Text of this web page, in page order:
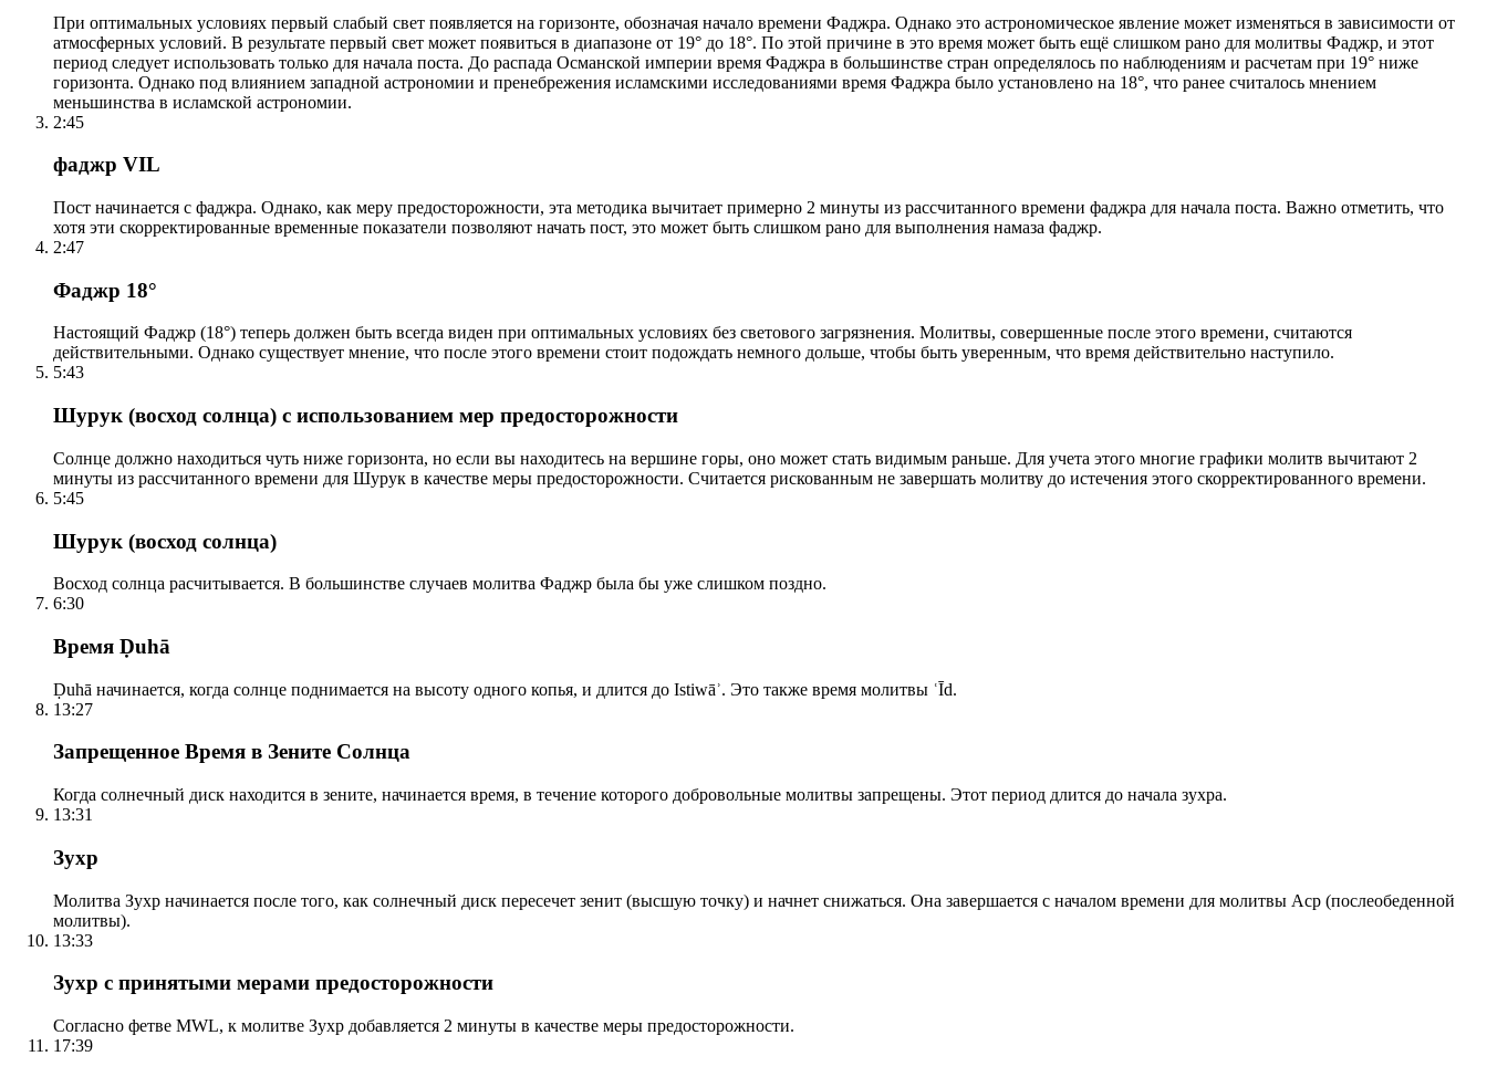
При оптимальных условиях первый слабый свет появляется на горизонте, обозначая начало времени Фаджра. Однако это астрономическое явление может изменяться в зависимости от
атмосферных условий. В результате первый свет может появиться в диапазоне от 19° до 18°. По этой причине в это время может быть ещё слишком рано для молитвы Фаджр, и этот
период следует использовать только для начала поста. До распада Османской империи время Фаджра в большинстве стран определялось по наблюдениям и расчетам при 19° ниже
горизонта. Однако под влиянием западной астрономии и пренебрежения исламскими исследованиями время Фаджра было установлено на 18°, что ранее считалось мнением
меньшинства в исламской астрономии.
2:45
фаджр VIL
Пост начинается с фаджра. Однако, как меру предосторожности, эта методика вычитает примерно 2 минуты из рассчитанного времени фаджра для начала поста. Важно отметить, что
хотя эти скорректированные временные показатели позволяют начать пост, это может быть слишком рано для выполнения намаза фаджр.
2:47
Фаджр 18°
Настоящий Фаджр (18°) теперь должен быть всегда виден при оптимальных условиях без светового загрязнения. Молитвы, совершенные после этого времени, считаются
действительными. Однако существует мнение, что после этого времени стоит подождать немного дольше, чтобы быть уверенным, что время действительно наступило.
5:43
Шурук (восход солнца) с использованием мер предосторожности
Солнце должно находиться чуть ниже горизонта, но если вы находитесь на вершине горы, оно может стать видимым раньше. Для учета этого многие графики молитв вычитают 2
минуты из рассчитанного времени для Шурук в качестве меры предосторожности. Считается рискованным не завершать молитву до истечения этого скорректированного времени.
5:45
Шурук (восход солнца)
Восход солнца расчитывается. В большинстве случаев молитва Фаджр была бы уже слишком поздно.
6:30
Время Ḍuhā
Ḍuhā начинается, когда солнце поднимается на высоту одного копья, и длится до Istiwāʾ. Это также время молитвы ʿĪd.
13:27
Запрещенное Время в Зените Солнца
Когда солнечный диск находится в зените, начинается время, в течение которого добровольные молитвы запрещены. Этот период длится до начала зухра.
13:31
Зухр
Молитва Зухр начинается после того, как солнечный диск пересечет зенит (высшую точку) и начнет снижаться. Она завершается с началом времени для молитвы Аср (послеобеденной
молитвы).
13:33
Зухр с принятыми мерами предосторожности
Согласно фетве MWL, к молитве Зухр добавляется 2 минуты в качестве меры предосторожности.
17:39